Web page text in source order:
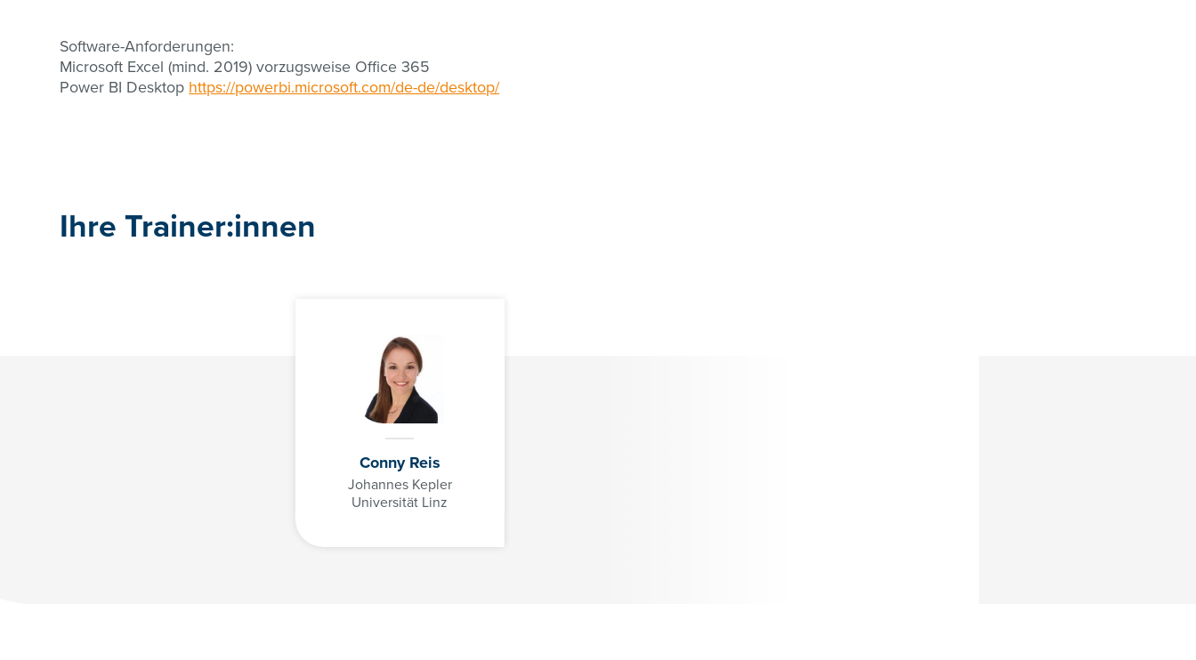
Software-Anforderungen:
Microsoft Excel (mind. 2019) vorzugsweise Office 365
Power BI Desktop https://powerbi.microsoft.com/de-de/desktop/
Ihre Trainer:innen
Conny Reis
Johannes Kepler
Universität Linz